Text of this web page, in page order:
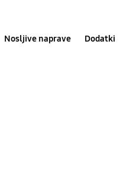
Nosljive naprave Dodatki